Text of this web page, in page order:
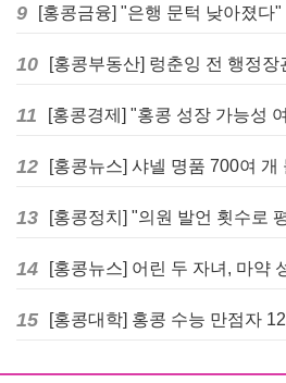
9
10
11
12
13
14
15